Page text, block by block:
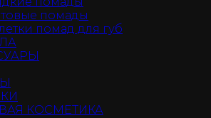
помады
помад для губ
КОСМЕТИКА